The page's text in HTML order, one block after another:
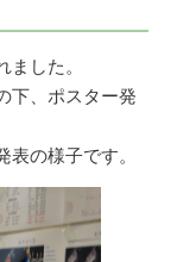
した。
下、ポスター発
の様子です。